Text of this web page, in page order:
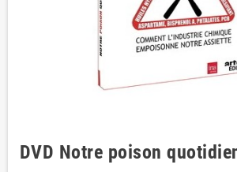
DVD Notre poison